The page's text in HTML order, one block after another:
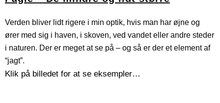
Verden bliver lidt rigere i min optik, hvis man har øjne og
ører med sig i haven, i skoven, ved vandet eller andre steder
i naturen. Der er meget at se på – og så er der et element af
“jagt”.
Klik på billedet for at se eksempler…